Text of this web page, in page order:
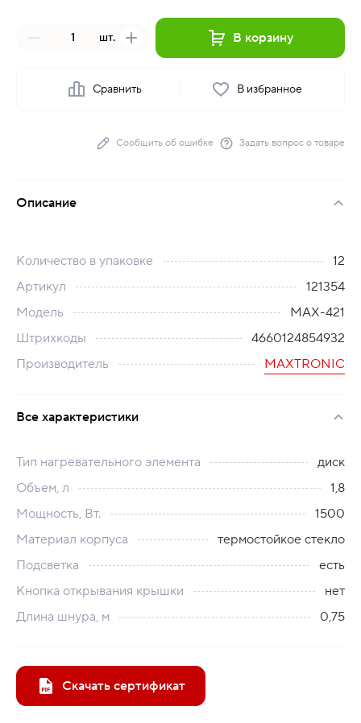
шт. В корзину
Сравнить В избранное
Сообщить об ошибке Задать вопрос о товаре
Описание
Количество в упаковке
12
Артикул
121354
Модель
MAX-421
Штрихкоды
4660124854932
Производитель
MAXTRONIC
Все характеристики
Тип нагревательного элемента
диск
Объем, л
1,8
Мощность, Вт.
1500
Материал корпуса
термостойкое стекло
Подсветка
есть
Кнопка открывания крышки
нет
Длина шнура, м
0,75
Скачать сертификат